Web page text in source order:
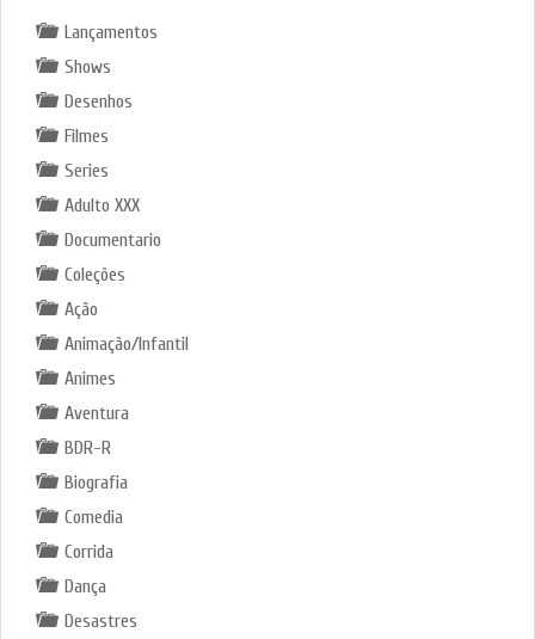
Lançamentos
Shows
Desenhos
Filmes
Series
Adulto XXX
Documentario
Coleções
Ação
Animação/Infantil
Animes
Aventura
BDR-R
Biografia
Comedia
Corrida
Dança
Desastres